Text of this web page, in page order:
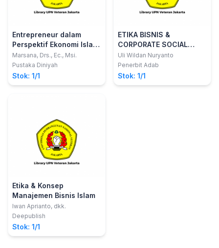
Entrepreneur dalam
Perspektif Ekonomi Islam;
Menganalisis
Kewirausahaan,
Wirausaha Visioner,
Kewirausahaan Berbasis
Marsana, Drs., Ec., Msi.
Pustaka Diniyah
Stok: 1/1
ETIKA BISNIS &
CORPORATE SOCIAL
RESPONSIBILITY
(PENDEKATAN TEORITIS
DAN IMPLEMENTASI
PRAKTIS)
Uli Wildan Nuryanto
Penerbit Adab
Stok: 1/1
Etika & Konsep
Manajemen Bisnis Islam
Iwan Aprianto, dkk.
Deepublish
Stok: 1/1